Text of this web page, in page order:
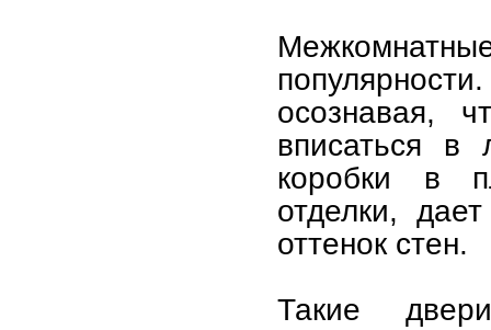
осознавая,
вписаться в
коробки в
отделки,
оттенок стен.
Такие